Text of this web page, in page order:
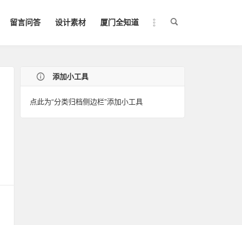
留言问答 设计素材 厦门全知道
添加小工具
点此为“分类归档侧边栏”添加小工具